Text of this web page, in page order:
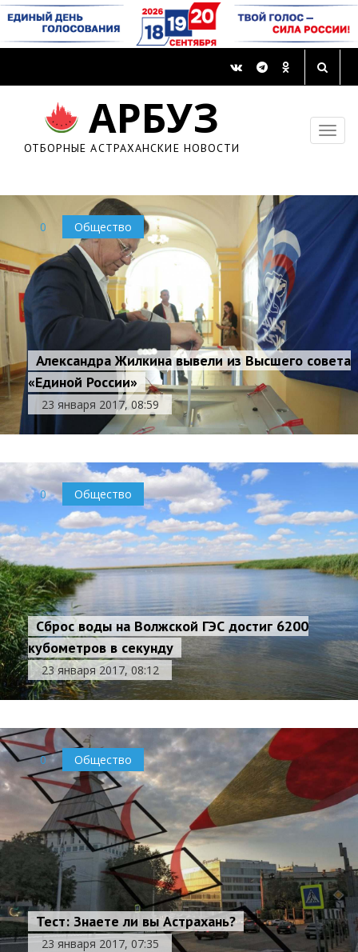
АРБУЗ
ОТБОРНЫЕ АСТРАХАНСКИЕ НОВОСТИ
Астрахани
23 января 2017, 09:57
0 Общество
Александра Жилкина вывели из Высшего совета
«Единой России»
23 января 2017, 08:59
0 Общество
Сброс воды на Волжской ГЭС достиг 6200
кубометров в секунду
23 января 2017, 08:12
0 Общество
Тест: Знаете ли вы Астрахань?
23 января 2017, 07:35